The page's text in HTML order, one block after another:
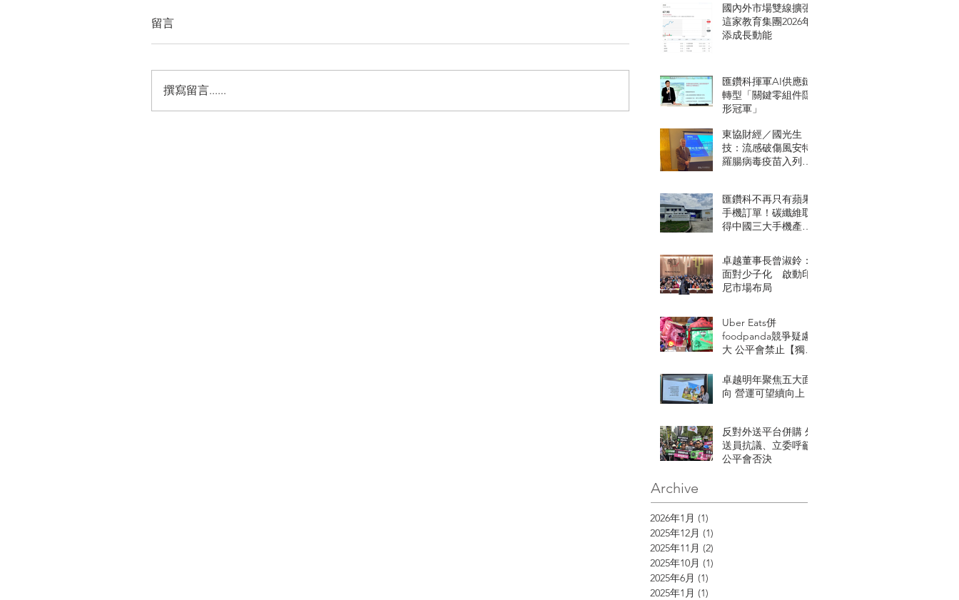
留言
撰寫留言......
國內外市場雙線擴張
這家教育集團2026年
添成長動能
匯鑽科揮軍AI供應鏈
轉型「關鍵零組件隱
形冠軍」
東協財經／國光生
技：流感破傷風安特
羅腸病毒疫苗入列
匯鑽科不再只有蘋果
手機訂單！碳纖維取
得中國三大手機產品
卓越董事長曾淑鈴：
面對少子化 啟動印
尼市場布局
Uber Eats併
foodpanda競爭疑慮
大 公平會禁止【獨
卓越明年聚焦五大面
向 營運可望續向上
反對外送平台併購 外
送員抗議、立委呼籲
公平會否決
Archive
2026年1月 (1)
2025年12月 (1)
2025年11月 (2)
2025年10月 (1)
2025年6月 (1)
2025年1月 (1)